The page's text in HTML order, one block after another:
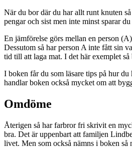
När du bor där du har allt runt knuten
pengar och sist men inte minst sparar
En jämförelse görs mellan en person
Dessutom så har person A inte fått sin
tid till att laga mat. I det här exemplet
I boken får du som läsare tips på hur
handlar boken också mycket om att
Omdöme
Återigen så har farbror fri skrivit en
bra. Det är uppenbart att familjen
livet. Men som också nämns i boken så